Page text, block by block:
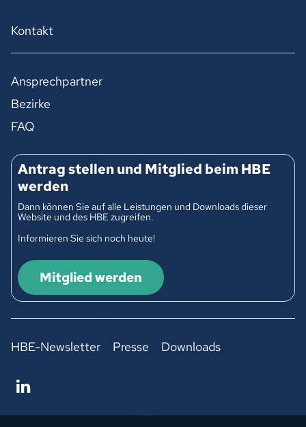
Kontakt
Ansprechpartner
Bezirke
FAQ
Antrag stellen und Mitglied beim HBE
werden
Dann können Sie auf alle Leistungen und Downloads dieser
Website und des HBE zugreifen.
Informieren Sie sich noch heute!
Mitglied werden
HBE-Newsletter Presse Downloads